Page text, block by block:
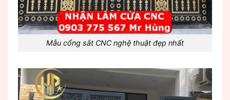
Mẫu cổng sắt CNC nghệ thuật đẹp nhất